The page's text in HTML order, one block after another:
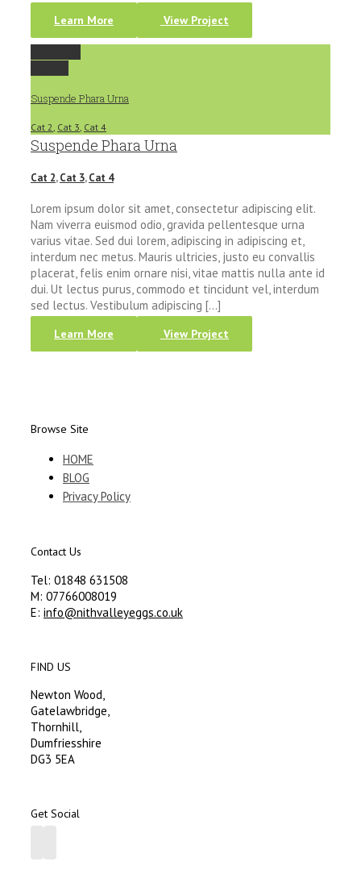
Learn More View Project
Suspende Phara Urna
Cat 2, Cat 3, Cat 4
Suspende Phara Urna
Cat 2,Cat 3,Cat 4
Lorem ipsum dolor sit amet, consectetur adipiscing elit.
Nam viverra euismod odio, gravida pellentesque urna
varius vitae. Sed dui lorem, adipiscing in adipiscing et,
interdum nec metus. Mauris ultricies, justo eu convallis
placerat, felis enim ornare nisi, vitae mattis nulla ante id
dui. Ut lectus purus, commodo et tincidunt vel, interdum
sed lectus. Vestibulum adipiscing [...]
Learn More View Project
Browse Site
HOME
BLOG
Privacy Policy
Contact Us
Tel: 01848 631508
M: 07766008019
E: info@nithvalleyeggs.co.uk
FIND US
Newton Wood,
Gatelawbridge,
Thornhill,
Dumfriesshire
DG3 5EA
Get Social